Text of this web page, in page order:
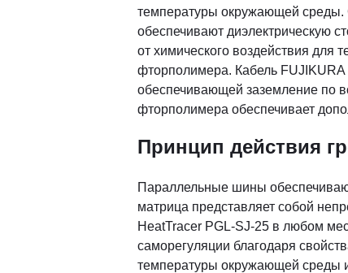
температуры окружающей среды.
обеспечивают диэлектрическую
от химического воздействия для
фторполимера. Кабель
обеспечивающей заземление по
фторполимера обеспечивает
Принцип действия
Параллельные шины
матрица представляет собой
HeatTracer PGL-SJ-25 в любом
саморегуляции благодаря
температуры окружающей среды